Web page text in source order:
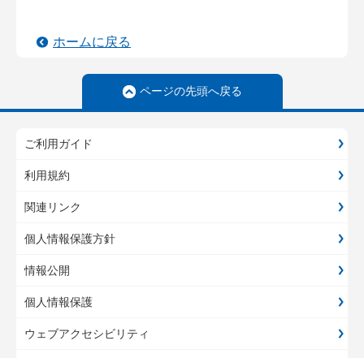
ホームに戻る
ページの先頭へ戻る
ご利用ガイド
利用規約
関連リンク
個人情報保護方針
情報公開
個人情報保護
ウェブアクセシビリティ